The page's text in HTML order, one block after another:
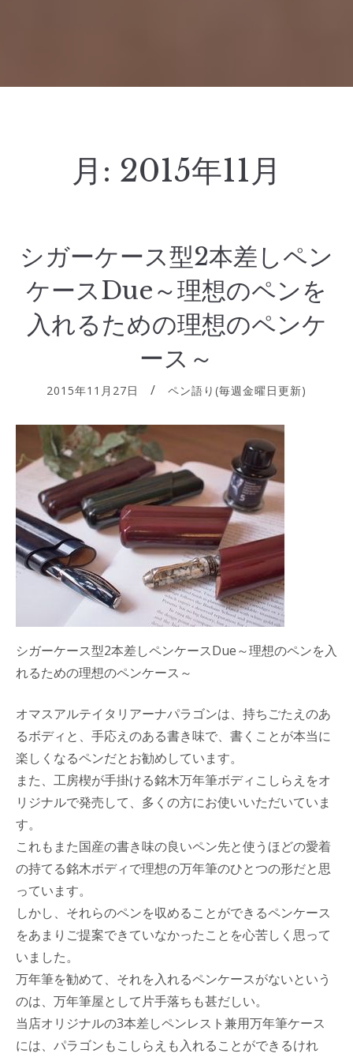
月: 2015年11月
シガーケース型2本差しペン
ケースDue～理想のペンを
入れるための理想のペンケ
ース～
2015年11月27日 ペン語り(毎週金曜日更新)
シガーケース型2本差しペンケースDue～理想のペンを入
れるための理想のペンケース～
オマスアルテイタリアーナパラゴンは、持ちごたえのあ
るボディと、手応えのある書き味で、書くことが本当に
楽しくなるペンだとお勧めしています。
また、工房楔が手掛ける銘木万年筆ボディこしらえをオ
リジナルで発売して、多くの方にお使いいただいていま
す。
これもまた国産の書き味の良いペン先と使うほどの愛着
の持てる銘木ボディで理想の万年筆のひとつの形だと思
っています。
しかし、それらのペンを収めることができるペンケース
をあまりご提案できていなかったことを心苦しく思って
いました。
万年筆を勧めて、それを入れるペンケースがないという
のは、万年筆屋として片手落ちも甚だしい。
当店オリジナルの3本差しペンレスト兼用万年筆ケース
には、パラゴンもこしらえも入れることができるけれ